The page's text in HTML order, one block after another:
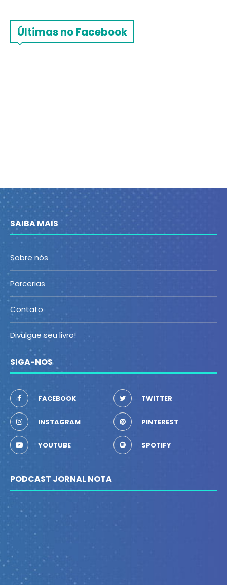
Últimas no Facebook
SAIBA MAIS
Sobre nós
Parcerias
Contato
Divulgue seu livro!
SIGA-NOS
FACEBOOK TWITTER
INSTAGRAM PINTEREST
YOUTUBE SPOTIFY
PODCAST JORNAL NOTA